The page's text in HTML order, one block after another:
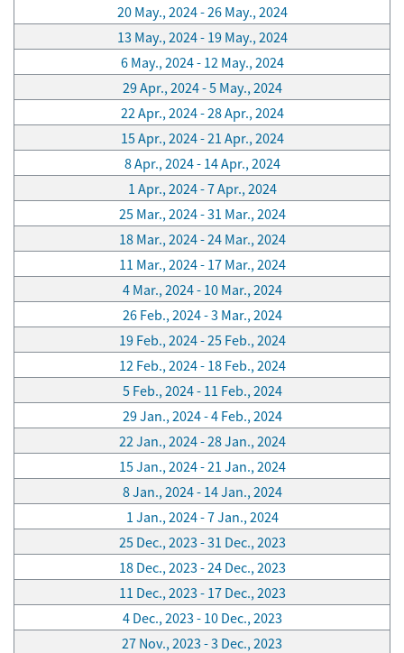
20 May., 2024 - 26 May., 2024
13 May., 2024 - 19 May., 2024
6 May., 2024 - 12 May., 2024
29 Apr., 2024 - 5 May., 2024
22 Apr., 2024 - 28 Apr., 2024
15 Apr., 2024 - 21 Apr., 2024
8 Apr., 2024 - 14 Apr., 2024
1 Apr., 2024 - 7 Apr., 2024
25 Mar., 2024 - 31 Mar., 2024
18 Mar., 2024 - 24 Mar., 2024
11 Mar., 2024 - 17 Mar., 2024
4 Mar., 2024 - 10 Mar., 2024
26 Feb., 2024 - 3 Mar., 2024
19 Feb., 2024 - 25 Feb., 2024
12 Feb., 2024 - 18 Feb., 2024
5 Feb., 2024 - 11 Feb., 2024
29 Jan., 2024 - 4 Feb., 2024
22 Jan., 2024 - 28 Jan., 2024
15 Jan., 2024 - 21 Jan., 2024
8 Jan., 2024 - 14 Jan., 2024
1 Jan., 2024 - 7 Jan., 2024
25 Dec., 2023 - 31 Dec., 2023
18 Dec., 2023 - 24 Dec., 2023
11 Dec., 2023 - 17 Dec., 2023
4 Dec., 2023 - 10 Dec., 2023
27 Nov., 2023 - 3 Dec., 2023